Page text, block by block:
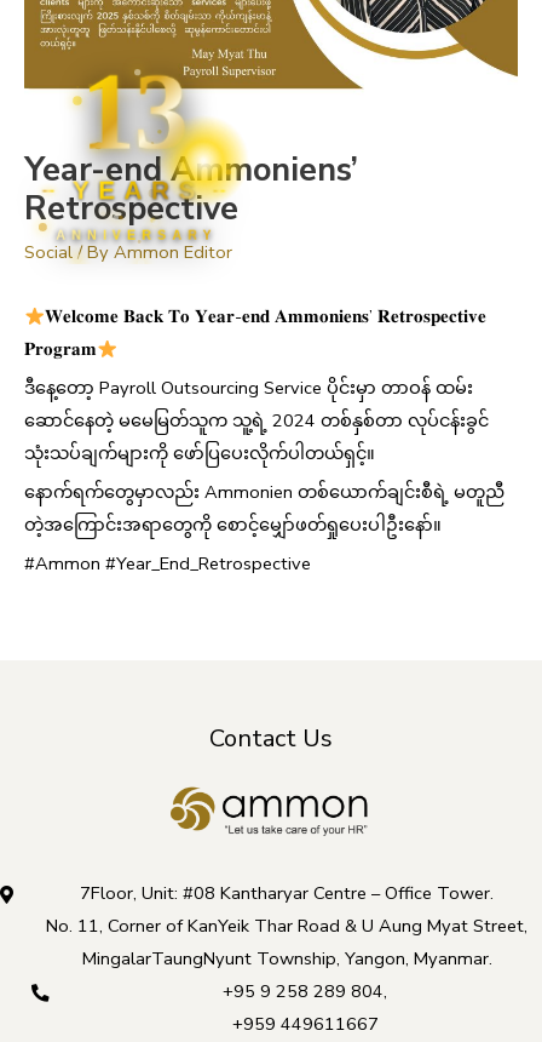
13
YEARS
ANNIVERSARY
Year-end Ammoniens’
Retrospective
Social/ By Ammon Editor
𝐖𝐞𝐥𝐜𝐨𝐦𝐞 𝐁𝐚𝐜𝐤 𝐓𝐨 𝐘𝐞𝐚𝐫-𝐞𝐧𝐝 𝐀𝐦𝐦𝐨𝐧𝐢𝐞𝐧𝐬’ 𝐑𝐞𝐭𝐫𝐨𝐬𝐩𝐞𝐜𝐭𝐢𝐯𝐞
𝐏𝐫𝐨𝐠𝐫𝐚𝐦
ဒီနေ့တော့ Payroll Outsourcing Service ပိုင်းမှာ တာဝန် ထမ်း
ဆောင်နေတဲ့ မမေမြတ်သူက သူ့ရဲ့ 2024 တစ်နှစ်တာ လုပ်ငန်းခွင်
သုံးသပ်ချက်များကို ဖော်ပြပေးလိုက်ပါတယ်ရှင့်။
နောက်ရက်တွေမှာလည်း Ammonien တစ်ယောက်ချင်းစီရဲ့ မတူညီ
တဲ့အကြောင်းအရာတွေကို စောင့်မျှော်ဖတ်ရှုပေးပါဦးနော်။
#Ammon #Year_End_Retrospective
Contact Us
7Floor, Unit: #08 Kantharyar Centre – Office Tower.
No. 11, Corner of KanYeik Thar Road & U Aung Myat Street,
MingalarTaungNyunt Township, Yangon, Myanmar.
+95 9 258 289 804,
+959 449611667